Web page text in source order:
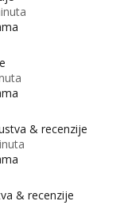
& recenzije
& recenzije